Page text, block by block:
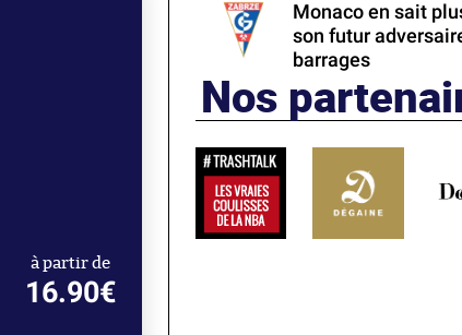
à partir de
16.90€
Monaco en sait
son futur
barrages
Nos